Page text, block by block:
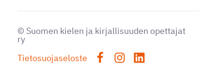
© Suomen kielen ja kirjallisuuden opettajat
ry
Tietosuojaseloste